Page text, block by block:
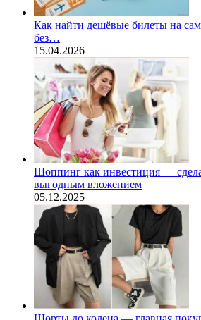
Как найти дешёвые билеты на
без…
15.04.2026
Шоппинг как инвестиция —
выгодным вложением
05.12.2025